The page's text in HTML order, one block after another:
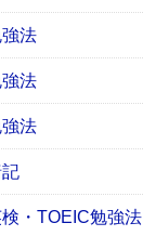
法
法
法
・TOEIC勉強法